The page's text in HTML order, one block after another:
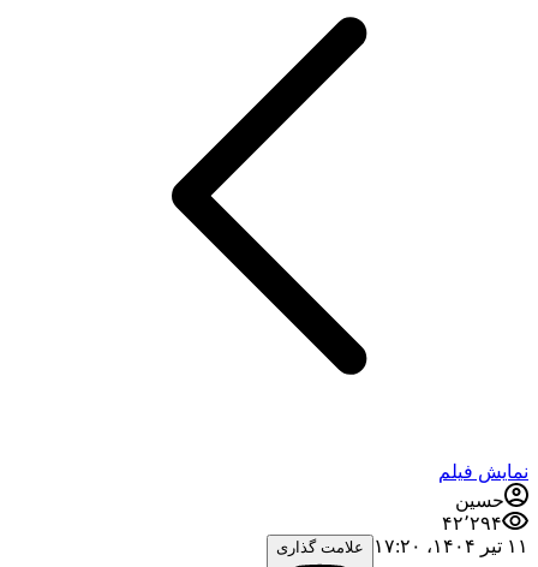
نمایش فیلم
حسین
۴۲٬۲۹۴
۱۱ تیر ۱۴۰۴،‏ ۱۷:۲۰
علامت گذاری